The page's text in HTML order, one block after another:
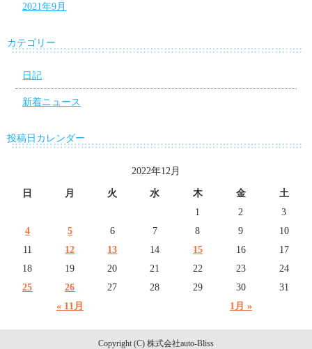
2021年9月
カテゴリー
日記
新着ニュース
投稿日カレンダー
2022年12月
日 月 火 水 木 金 土
« 11月 1月 »
1 2
3
4
5 6 7 8 9
10
11
12 13 14 15 16
17
18
19 20 21 22 23
24
25
26 27 28 29 30 31
Copyright (C) 株式会社auto-Bliss